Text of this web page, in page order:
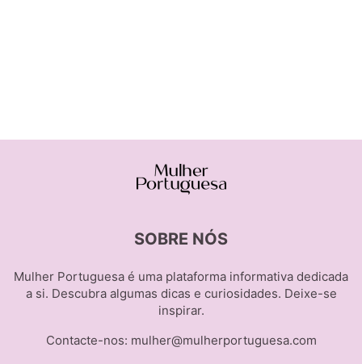
SOBRE NÓS
Mulher Portuguesa é uma plataforma informativa dedicada
a si. Descubra algumas dicas e curiosidades. Deixe-se
inspirar.
Contacte-nos: mulher@mulherportuguesa.com